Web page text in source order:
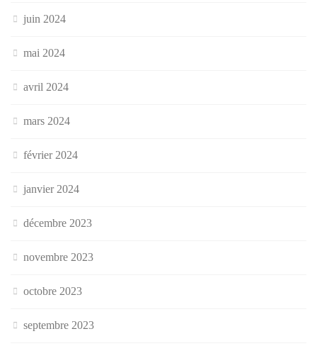
juin 2024
mai 2024
avril 2024
mars 2024
février 2024
janvier 2024
décembre 2023
novembre 2023
octobre 2023
septembre 2023